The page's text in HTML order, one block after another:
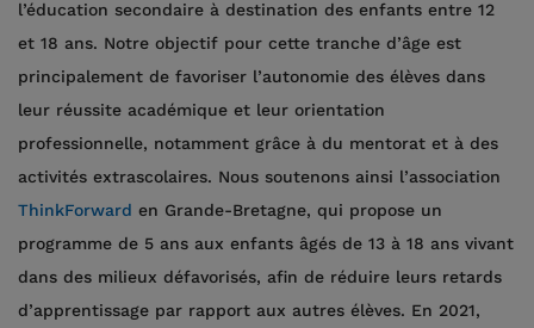
l’éducation secondaire à destination des enfants entre 12
et 18 ans. Notre objectif pour cette tranche d’âge est
principalement de favoriser l’autonomie des élèves dans
leur réussite académique et leur orientation
professionnelle, notamment grâce à du mentorat et à des
activités extrascolaires. Nous soutenons ainsi l’association
ThinkForward en Grande-Bretagne, qui propose un
programme de 5 ans aux enfants âgés de 13 à 18 ans vivant
dans des milieux défavorisés, afin de réduire leurs retards
d’apprentissage par rapport aux autres élèves. En 2021,